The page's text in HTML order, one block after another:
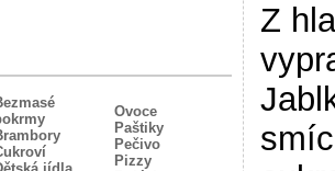
Ovoce
Paštiky
Pečivo
Pizzy
Z